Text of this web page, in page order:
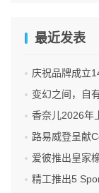
最近发表
庆祝品牌成立
变幻之间，自有魔
香奈儿2026年
路易威登呈献
爱彼推出皇家橡树
精工推出5